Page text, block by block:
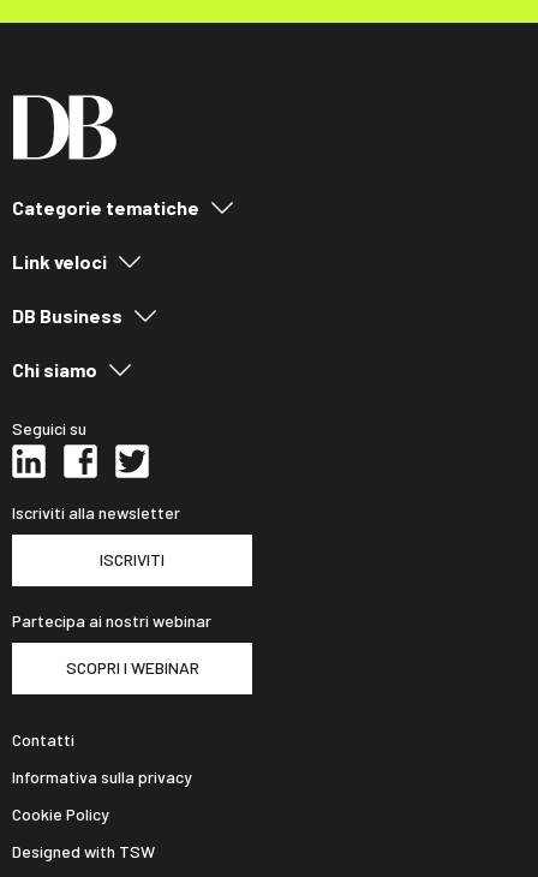
Categorie tematiche
Link veloci
DB Business
Chi siamo
Seguici su
Iscriviti alla newsletter
ISCRIVITI
Partecipa ai nostri webinar
SCOPRI I WEBINAR
Contatti
Informativa sulla privacy
Cookie Policy
Designed with TSW